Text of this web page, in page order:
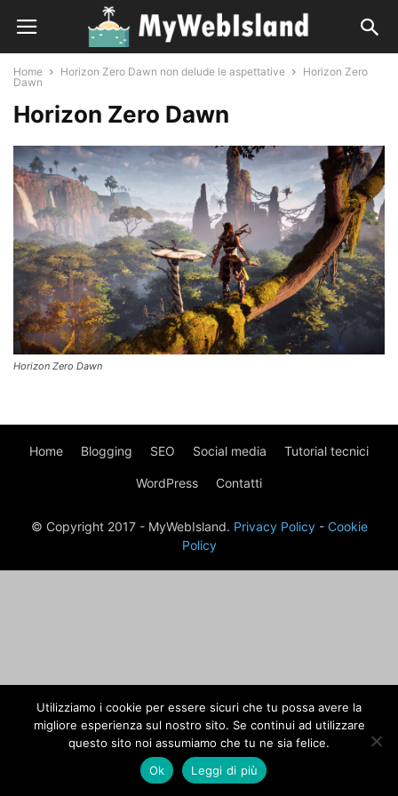
Home Horizon Zero Dawn non delude le aspettative
Horizon Zero
Dawn
Horizon Zero Dawn
Horizon Zero Dawn
Home Blogging SEO Social media Tutorial tecnici
WordPress Contatti
© Copyright 2017 - MyWebIsland. Privacy Policy- Cookie
Policy
Utilizziamo i cookie per essere sicuri che tu possa avere la
migliore esperienza sul nostro sito. Se continui ad utilizzare
questo sito noi assumiamo che tu ne sia felice.
Ok
Leggi di più